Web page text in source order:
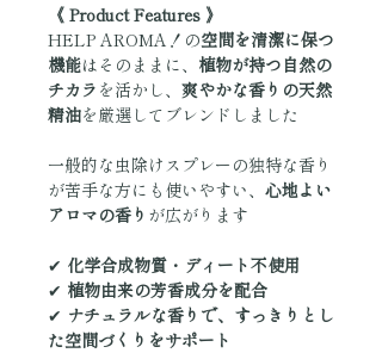
《 Product Features 》
HELP AROMA！の空間を清潔に保つ
機能はそのままに、 植物が持つ自然の
チカラ を活かし、 爽やかな香りの天然
精油を厳選してブレンドしました
一般的な虫除けスプレーの独特な香り
が苦手な方にも使いやすい、 心地よい
アロマの香り が広がります
✔ 化学合成物質・ディート不使用
✔ 植物由来の芳香成分を配合
✔ ナチュラルな香りで、すっきりとし
た空間づくりをサポート